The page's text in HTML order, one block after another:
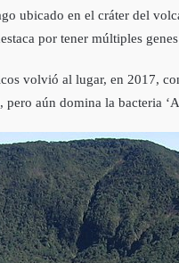
ubicado en el cráter del
por tener múltiples
volvió al lugar, en 2017,
pero aún domina la bacteria